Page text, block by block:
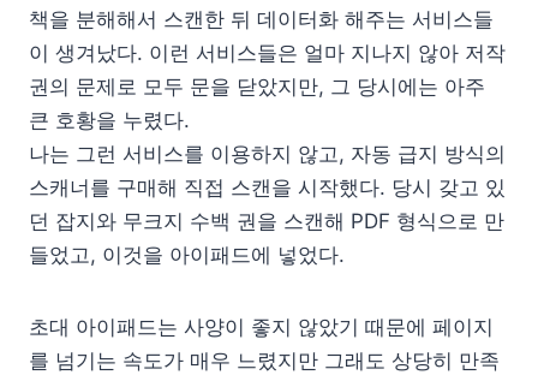
책을 분해해서 스캔한 뒤 데이터화 해주는 서비스들
이 생겨났다. 이런 서비스들은 얼마 지나지 않아 저작
권의 문제로 모두 문을 닫았지만, 그 당시에는 아주
큰 호황을 누렸다.
나는 그런 서비스를 이용하지 않고, 자동 급지 방식의
스캐너를 구매해 직접 스캔을 시작했다. 당시 갖고 있
던 잡지와 무크지 수백 권을 스캔해 PDF 형식으로 만
들었고, 이것을 아이패드에 넣었다.
초대 아이패드는 사양이 좋지 않았기 때문에 페이지
를 넘기는 속도가 매우 느렸지만 그래도 상당히 만족